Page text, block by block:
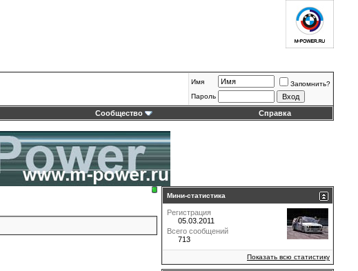
Имя
Запомнить?
Пароль
Сообщество Справка
Мини-статистика
Регистрация
05.03.2011
Всего сообщений
713
Показать всю статистику